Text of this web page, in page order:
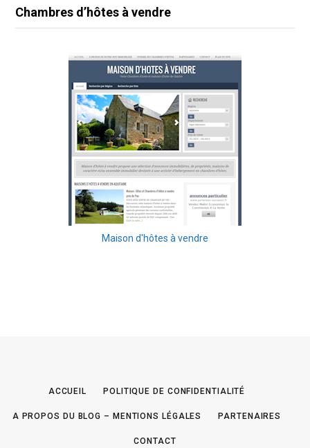
Chambres d’hôtes à vendre
Maison d'hôtes à vendre
ACCUEIL POLITIQUE DE CONFIDENTIALITÉ
A PROPOS DU BLOG – MENTIONS LÉGALES PARTENAIRES
CONTACT